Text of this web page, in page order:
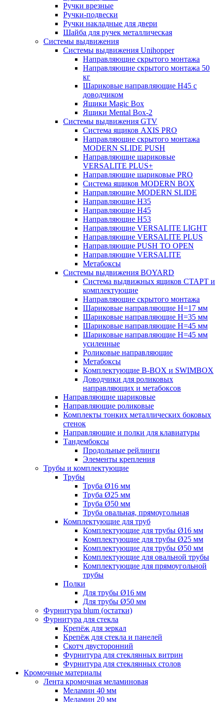
Ручки врезные
Ручки-подвески
Ручки накладные для двери
Шайба для ручек металлическая
Системы выдвижения
Системы выдвижения Unihopper
Направляющие скрытого монтажа
Направляющие скрытого монтажа 50
кг
Шариковые направляющие H45 с
доводчиком
Ящики Magic Box
Ящики Mental Box-2
Системы выдвижения GTV
Система ящиков AXIS PRO
Направляющие скрытого монтажа
MODERN SLIDE PUSH
Направляющие шариковые
VERSALITE PLUS+
Направляющие шариковые PRO
Система ящиков MODERN BOX
Направляющие MODERN SLIDE
Направляющие H35
Направляющие H45
Направляющие H53
Направляющие VERSALITE LIGHT
Направляющие VERSALITE PLUS
Направляющие PUSH TO OPEN
Направляющие VERSALITE
Метабоксы
Системы выдвижения BOYARD
Система выдвижных ящиков СТАРТ и
комплектующие
Направляющие скрытого монтажа
Шариковые направляющие H=17 мм
Шариковые направляющие H=35 мм
Шариковые направляющие H=45 мм
Шариковые направляющие H=45 мм
усиленные
Роликовые направляющие
Метабоксы
Комплектующие B-BOX и SWIMBOX
Доводчики для роликовых
направляющих и метабоксов
Направляющие шариковые
Направляющие роликовые
Комплекты тонких металлических боковых
стенок
Направляющие и полки для клавиатуры
Тандембоксы
Продольные рейлинги
Элементы крепления
Трубы и комплектующие
Трубы
Труба Ø16 мм
Труба Ø25 мм
Труба Ø50 мм
Труба овальная, прямоугольная
Комплектующие для труб
Комплектующие для трубы Ø16 мм
Комплектующие для трубы Ø25 мм
Комплектующие для трубы Ø50 мм
Комплектующие для овальной трубы
Комплектующие для прямоугольной
трубы
Полки
Для трубы Ø16 мм
Для трубы Ø50 мм
Фурнитура blum (остатки)
Фурнитура для стекла
Крепёж для зеркал
Крепёж для стекла и панелей
Скотч двусторонний
Фурнитура для стеклянных витрин
Фурнитура для стеклянных столов
Кромочные материалы
Лента кромочная меламиновая
Меламин 40 мм
Меламин 20 мм